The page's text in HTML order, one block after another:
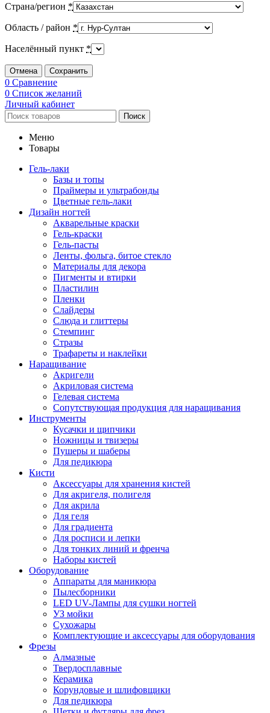
Страна/регион *
Область / район *
Населённый пункт *
Отмена Сохранить
0 Сравнение
0 Список желаний
Личный кабинет
Поиск
Меню
Товары
Гель-лаки
Базы и топы
Праймеры и ультрабонды
Цветные гель-лаки
Дизайн ногтей
Акварельные краски
Гель-краски
Гель-пасты
Ленты, фольга, битое стекло
Материалы для декора
Пигменты и втирки
Пластилин
Пленки
Слайдеры
Слюда и глиттеры
Стемпинг
Стразы
Трафареты и наклейки
Наращивание
Акригели
Акриловая система
Гелевая система
Сопутствующая продукция для наращивания
Инструменты
Кусачки и щипчики
Ножницы и твизеры
Пушеры и шаберы
Для педикюра
Кисти
Аксессуары для хранения кистей
Для акригеля, полигеля
Для акрила
Для геля
Для градиента
Для росписи и лепки
Для тонких линий и френча
Наборы кистей
Оборудование
Аппараты для маникюра
Пылесборники
LED UV-Лампы для сушки ногтей
УЗ мойки
Сухожары
Комплектующие и аксессуары для оборудования
Фрезы
Алмазные
Твердосплавные
Керамика
Корундовые и шлифовщики
Для педикюра